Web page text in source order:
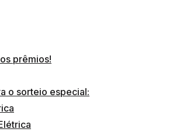
prêmios!
o sorteio especial: